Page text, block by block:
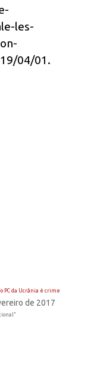
les-
04/01.
PC da Ucrânia é crime
de 2017